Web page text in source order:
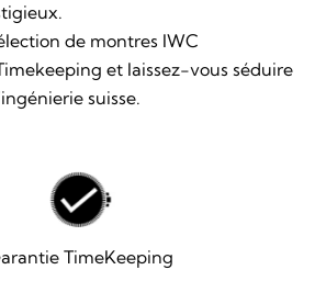
de montres IWC
et laissez-vous séduire
suisse.
TimeKeeping